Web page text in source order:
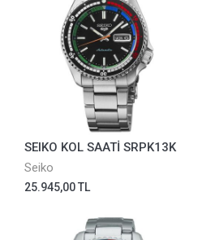
SEIKO KOL SAATİ SRPK13K
Seiko
25.945,00 TL